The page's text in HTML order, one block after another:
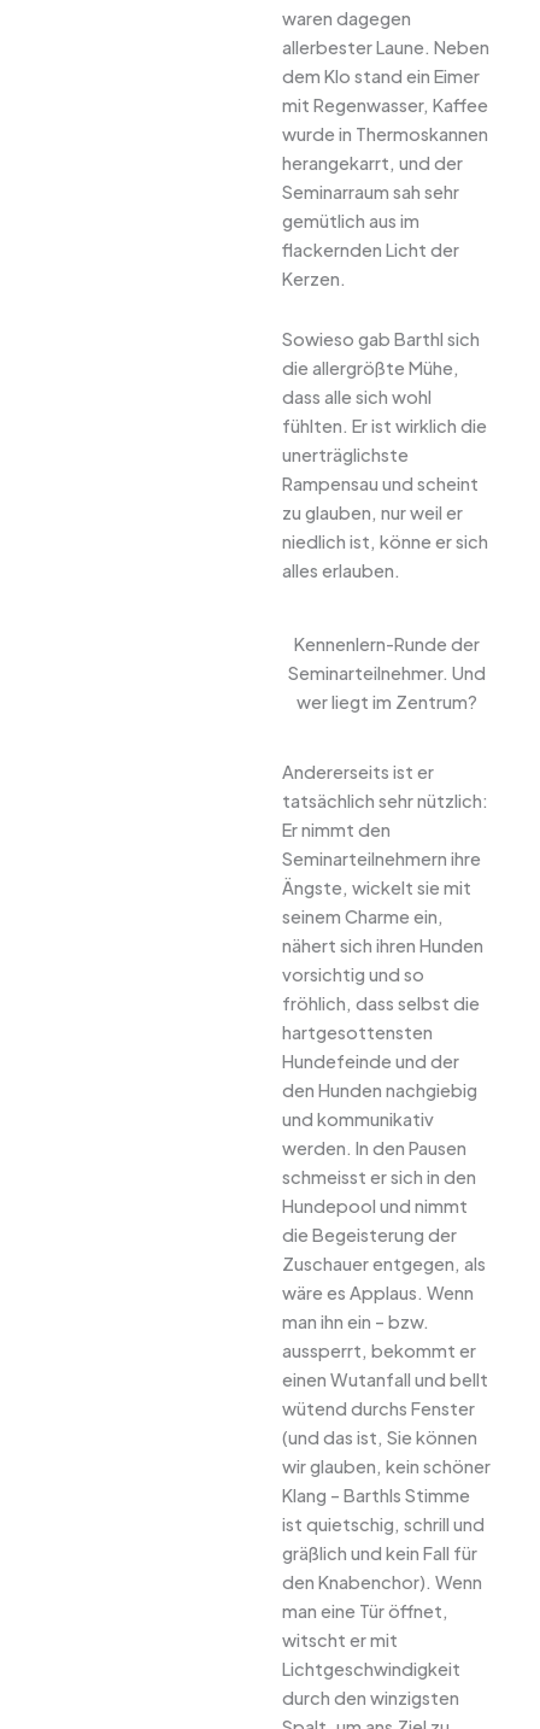
waren dagegen
allerbester Laune. Neben
dem Klo stand ein Eimer
mit Regenwasser, Kaffee
wurde in Thermoskannen
herangekarrt, und der
Seminarraum sah sehr
gemütlich aus im
flackernden Licht der
Kerzen.
Sowieso gab Barthl sich
die allergrößte Mühe,
dass alle sich wohl
fühlten. Er ist wirklich die
unerträglichste
Rampensau und scheint
zu glauben, nur weil er
niedlich ist, könne er sich
alles erlauben.
Kennenlern-Runde der
Seminarteilnehmer. Und
wer liegt im Zentrum?
Andererseits ist er
tatsächlich sehr nützlich:
Er nimmt den
Seminarteilnehmern ihre
Ängste, wickelt sie mit
seinem Charme ein,
nähert sich ihren Hunden
vorsichtig und so
fröhlich, dass selbst die
hartgesottensten
Hundefeinde und der
den Hunden nachgiebig
und kommunikativ
werden. In den Pausen
schmeisst er sich in den
Hundepool und nimmt
die Begeisterung der
Zuschauer entgegen, als
wäre es Applaus. Wenn
man ihn ein – bzw.
aussperrt, bekommt er
einen Wutanfall und bellt
wütend durchs Fenster
(und das ist, Sie können
wir glauben, kein schöner
Klang – Barthls Stimme
ist quietschig, schrill und
gräßlich und kein Fall für
den Knabenchor). Wenn
man eine Tür öffnet,
witscht er mit
Lichtgeschwindigkeit
durch den winzigsten